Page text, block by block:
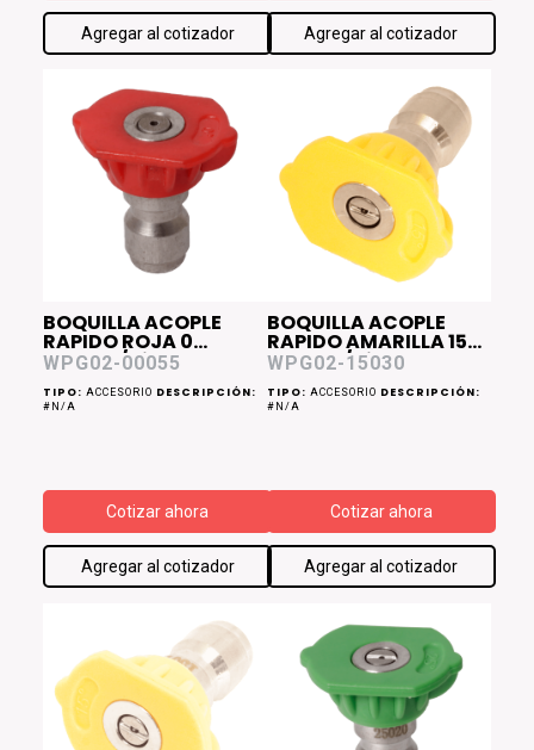
Agregar al cotizador Agregar al cotizador
BOQUILLA ACOPLE
RAPIDO ROJA 0
Grados/Diam 0.55
WPG02-00055
TIPO: ACCESORIO DESCRIPCIÓN:
#N/A
Cotizar ahora
Agregar al cotizador
BOQUILLA ACOPLE
RAPIDO AMARILLA 15
Grados/Diam 0.30
WPG02-15030
TIPO: ACCESORIO DESCRIPCIÓN:
#N/A
Cotizar ahora
Agregar al cotizador